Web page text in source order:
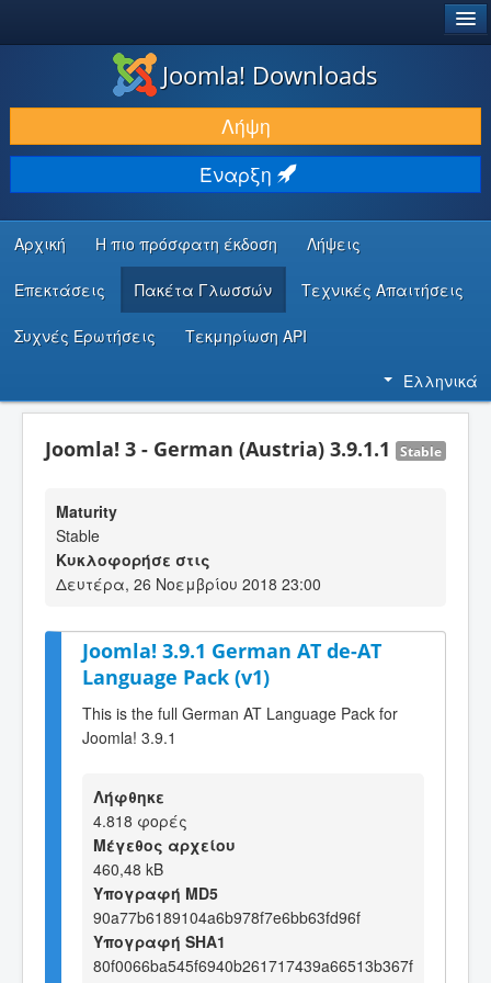
ΛΉΨΕΙΣ & ΕΠΕΚΤΆΣΕΙΣ
ΕΎΡΕΣΗ & ΜΆΘΗΣΗ
ΚΟΙΝΌΤΗΤΑ & ΥΠΟΣΤΉΡΙΞΗ
ΠΌΡΟΙ ΠΡΟΓΡΑΜΜΑΤΙΣΤΏΝ
Joomla! Downloads
Λήψη
Έναρξη
Αρχική Η πιο πρόσφατη έκδοση Λήψεις
Επεκτάσεις Πακέτα Γλωσσών Τεχνικές Απαιτήσεις
Συχνές Ερωτήσεις Τεκμηρίωση API
Ελληνικά
Joomla! 3 - German (Austria) 3.9.1.1 Stable
Maturity
Stable
Κυκλοφορήσε στις
Δευτέρα, 26 Νοεμβρίου 2018 23:00
Joomla! 3.9.1 German AT de-AT
Language Pack (v1)
This is the full German AT Language Pack for
Joomla! 3.9.1
Λήφθηκε
4.818 φορές
Μέγεθος αρχείου
460,48 kB
Υπογραφή MD5
90a77b6189104a6b978f7e6bb63fd96f
Υπογραφή SHA1
80f0066ba545f6940b261717439a66513b367f